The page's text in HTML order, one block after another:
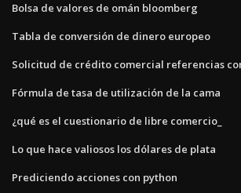
Bolsa de valores de omán bloomberg
Tabla de conversión de dinero europeo
Solicitud de crédito comercial referencias
Fórmula de tasa de utilización de la cama
¿qué es el cuestionario de libre comercio_
Lo que hace valiosos los dólares de plata
Prediciendo acciones con python